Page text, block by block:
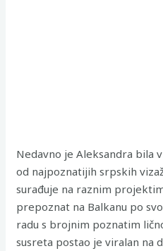
Nedavno je Aleksandra bila
od najpoznatijih srpskih
surađuje na raznim
prepoznat na Balkanu po
radu s brojnim poznatim
susreta postao je viralan na